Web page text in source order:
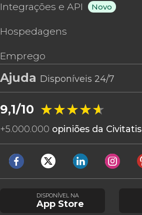
Integrações e API Novo
Hospedagens
Emprego
Ajuda Disponíveis 24/7
9,1/10 ★★★★★
★★★★★
+5.000.000 opiniões da Civitatis
DISPONÍVEL NA
App Store